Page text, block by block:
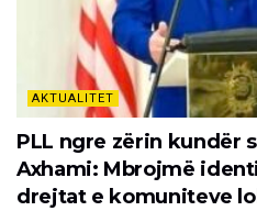
AKTUALITET
PLL ngre zërin kundër
Axhami: Mbrojmë
drejtat e komuniteve